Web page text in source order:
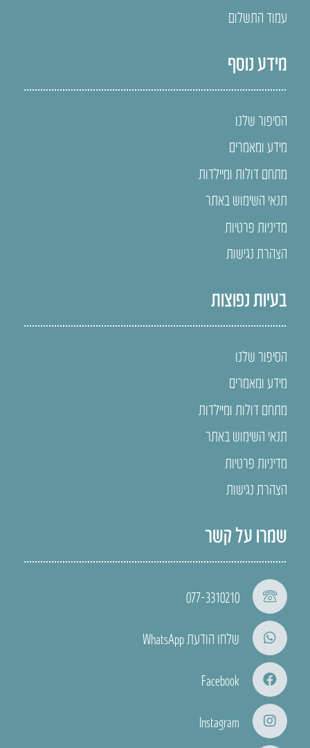
עמוד התשלום
מידע נוסף
הסיפור שלנו
מידע ומאמרים
מתחם דולות ומיילדות
תנאי השימוש באתר
מדיניות פרטיות
הצהרת נגישות
בעיות נפוצות
הסיפור שלנו
מידע ומאמרים
מתחם דולות ומיילדות
תנאי השימוש באתר
מדיניות פרטיות
הצהרת נגישות
שמרו על קשר
077-3310210
שלחו הודעת WhatsApp
Facebook
Instagram